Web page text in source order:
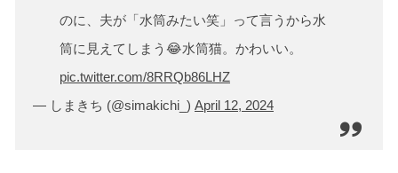
のに、夫が「水筒みたい笑」って言うから水
筒に見えてしまう😂水筒猫。かわいい。
pic.twitter.com/8RRQb86LHZ
— しまきち (@simakichi_) April 12, 2024